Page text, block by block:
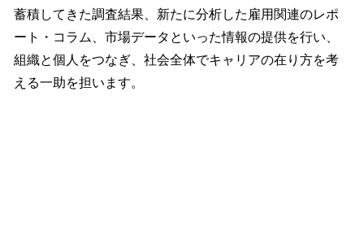
蓄積してきた調査結果、新たに分析した雇用関連のレポ
ート・コラム、市場データといった情報の提供を行い、
組織と個人をつなぎ、社会全体でキャリアの在り方を考
える一助を担います。